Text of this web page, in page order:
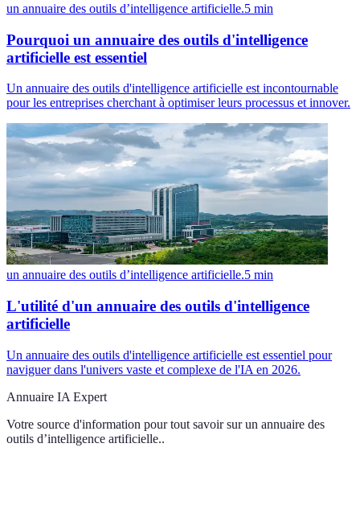
un annuaire des outils d’intelligence artificielle.5 min
Pourquoi un annuaire des outils d'intelligence
artificielle est essentiel
Un annuaire des outils d'intelligence artificielle est incontournable
pour les entreprises cherchant à optimiser leurs processus et innover.
un annuaire des outils d’intelligence artificielle.5 min
L'utilité d'un annuaire des outils d'intelligence
artificielle
Un annuaire des outils d'intelligence artificielle est essentiel pour
naviguer dans l'univers vaste et complexe de l'IA en 2026.
Annuaire IA Expert
Votre source d'information pour tout savoir sur un annuaire des
outils d’intelligence artificielle..